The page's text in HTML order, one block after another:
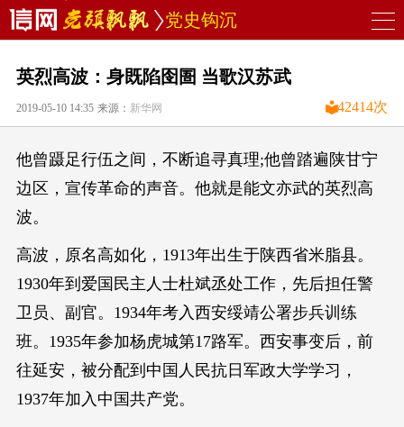
党史钩沉
英烈高波：身既陷囹圄 当歌汉苏武
2019-05-10 14:35 来源： 新华网 42414次
他曾蹑足行伍之间，不断追寻真理;他曾踏遍陕甘宁
边区，宣传革命的声音。他就是能文亦武的英烈高
波。
高波，原名高如化，1913年出生于陕西省米脂县。
1930年到爱国民主人士杜斌丞处工作，先后担任警
卫员、副官。1934年考入西安绥靖公署步兵训练
班。1935年参加杨虎城第17路军。西安事变后，前
往延安，被分配到中国人民抗日军政大学学习，
1937年加入中国共产党。